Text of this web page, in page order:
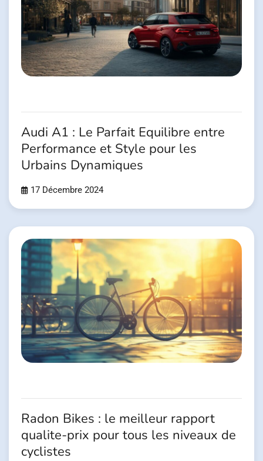
Audi A1 : Le Parfait Equilibre entre
Performance et Style pour les
Urbains Dynamiques
17 Décembre 2024
Radon Bikes : le meilleur rapport
qualite-prix pour tous les niveaux de
cyclistes